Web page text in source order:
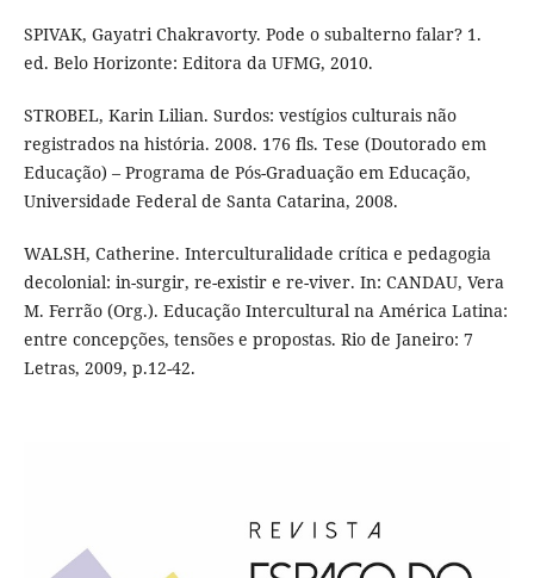
SPIVAK, Gayatri Chakravorty. Pode o subalterno falar? 1.
ed. Belo Horizonte: Editora da UFMG, 2010.
STROBEL, Karin Lilian. Surdos: vestígios culturais não
registrados na história. 2008. 176 fls. Tese (Doutorado em
Educação) – Programa de Pós-Graduação em Educação,
Universidade Federal de Santa Catarina, 2008.
WALSH, Catherine. Interculturalidade crítica e pedagogia
decolonial: in-surgir, re-existir e re-viver. In: CANDAU, Vera
M. Ferrão (Org.). Educação Intercultural na América Latina:
entre concepções, tensões e propostas. Rio de Janeiro: 7
Letras, 2009, p.12-42.